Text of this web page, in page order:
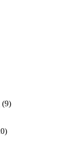
(9)